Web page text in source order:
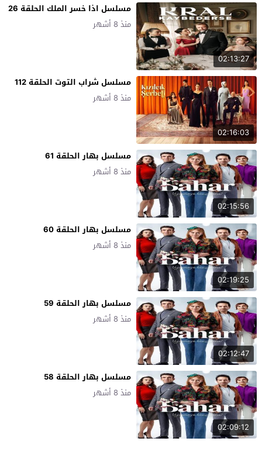
02:13:27
مسلسل اذا خسر الملك الحلقة 26
منذ 8 أشهر
02:16:03
مسلسل شراب التوت الحلقة 112
منذ 8 أشهر
02:15:56
مسلسل بهار الحلقة 61
منذ 8 أشهر
02:19:25
مسلسل بهار الحلقة 60
منذ 8 أشهر
02:12:47
مسلسل بهار الحلقة 59
منذ 8 أشهر
02:09:12
مسلسل بهار الحلقة 58
منذ 8 أشهر